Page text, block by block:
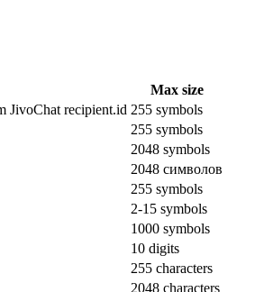
Max size
JivoChat recipient.id 255 symbols
255 symbols
2048 symbols
2048 символов
255 symbols
2-15 symbols
1000 symbols
10 digits
255 characters
2048 characters